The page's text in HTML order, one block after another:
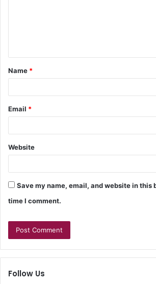
Name *
Email *
Website
Save my name, email, and website in this
time I comment.
Follow Us